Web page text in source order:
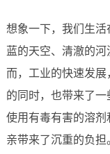
想象一下，我们生
蓝的天空、清澈的
而，工业的快速发展
的同时，也带来了
使用有毒有害的溶
亲带来了沉重的负担